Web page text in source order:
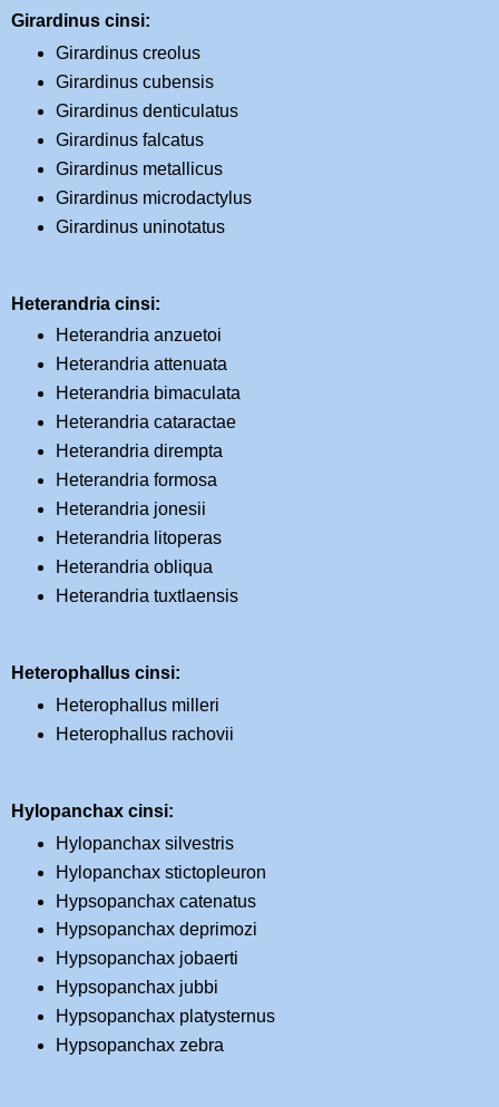
Girardinus cinsi:
Girardinus creolus
Girardinus cubensis
Girardinus denticulatus
Girardinus falcatus
Girardinus metallicus
Girardinus microdactylus
Girardinus uninotatus
Heterandria cinsi:
Heterandria anzuetoi
Heterandria attenuata
Heterandria bimaculata
Heterandria cataractae
Heterandria dirempta
Heterandria formosa
Heterandria jonesii
Heterandria litoperas
Heterandria obliqua
Heterandria tuxtlaensis
Heterophallus cinsi:
Heterophallus milleri
Heterophallus rachovii
Hylopanchax cinsi:
Hylopanchax silvestris
Hylopanchax stictopleuron
Hypsopanchax catenatus
Hypsopanchax deprimozi
Hypsopanchax jobaerti
Hypsopanchax jubbi
Hypsopanchax platysternus
Hypsopanchax zebra